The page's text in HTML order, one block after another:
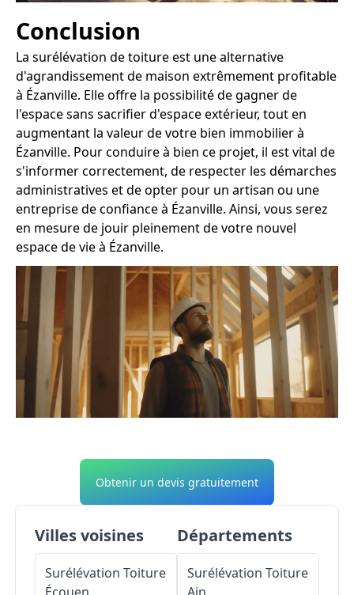
Conclusion
La surélévation de toiture est une alternative
d'agrandissement de maison extrêmement profitable
à Ézanville. Elle offre la possibilité de gagner de
l'espace sans sacrifier d'espace extérieur, tout en
augmentant la valeur de votre bien immobilier à
Ézanville. Pour conduire à bien ce projet, il est vital de
s'informer correctement, de respecter les démarches
administratives et de opter pour un artisan ou une
entreprise de confiance à Ézanville. Ainsi, vous serez
en mesure de jouir pleinement de votre nouvel
espace de vie à Ézanville.
Obtenir un devis gratuitement
Villes voisines
Surélévation Toiture
Départements
Surélévation Toiture